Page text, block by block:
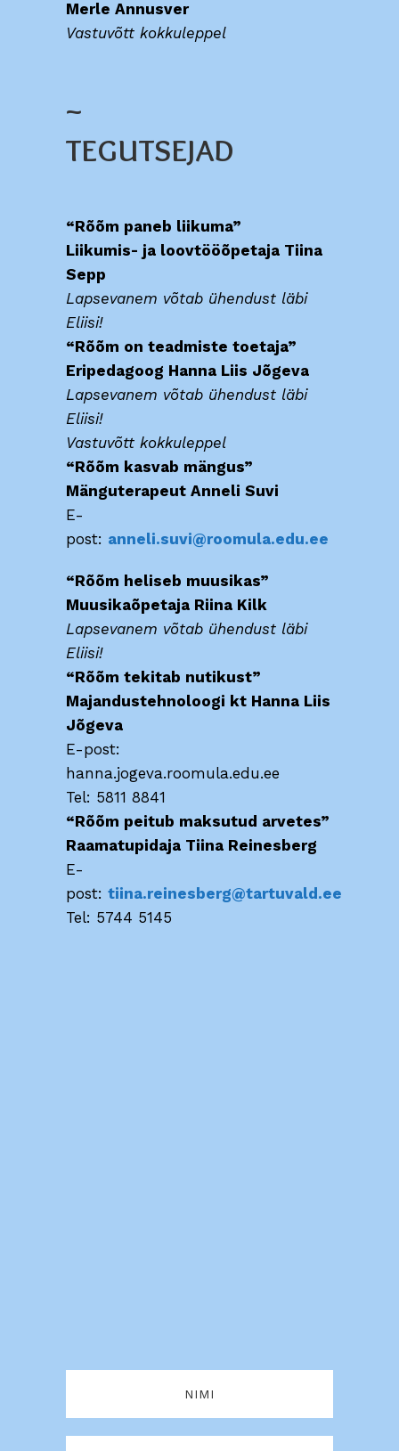
Merle Annusver
Vastuvõtt kokkuleppel
~
TEGUTSEJAD
“Rõõm paneb liikuma”
Liikumis- ja loovtööõpetaja Tiina
Sepp
Lapsevanem võtab ühendust läbi
Eliisi!
“Rõõm on teadmiste toetaja”
Eripedagoog Hanna Liis Jõgeva
Lapsevanem võtab ühendust läbi
Eliisi!
Vastuvõtt kokkuleppel
“Rõõm kasvab mängus”
Mänguterapeut Anneli Suvi
E-
post: anneli.suvi@roomula.edu.ee
“Rõõm heliseb muusikas”
Muusikaõpetaja Riina Kilk
Lapsevanem võtab ühendust läbi
Eliisi!
“Rõõm tekitab nutikust”
Majandustehnoloogi kt Hanna Liis
Jõgeva
E-post:
hanna.jogeva.roomula.edu.ee
Tel: 5811 8841
“Rõõm peitub maksutud arvetes”
Raamatupidaja Tiina Reinesberg
E-
post: tiina.reinesberg@tartuvald.ee
Tel: 5744 5145